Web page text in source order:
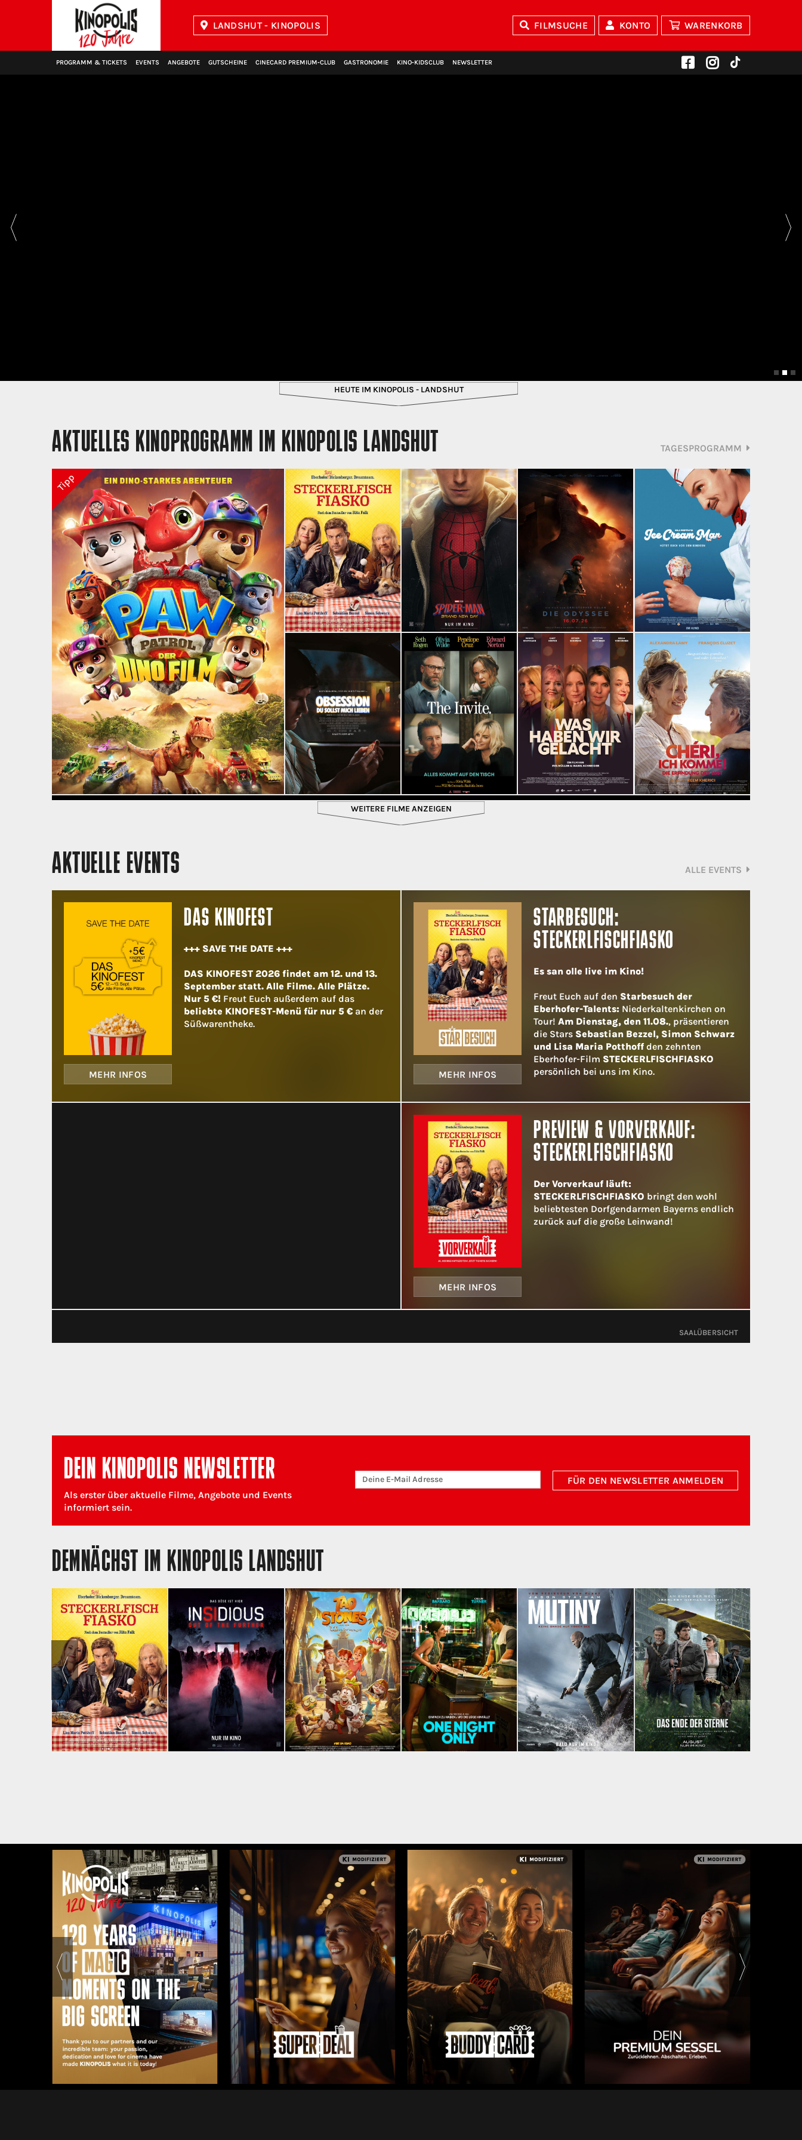
LANDSHUT - KINOPOLIS FILMSUCHE KONTO WARENKORB
PROGRAMM & TICKETS EVENTS ANGEBOTE GUTSCHEINE CINECARD PREMIUM‑CLUB GASTRONOMIE KINO‑KIDSCLUB NEWSLETTER
HEUTE IM KINOPOLIS - LANDSHUT
AKTUELLES KINOPROGRAMM IM KINOPOLIS LANDSHUT TAGESPROGRAMM
Tipp
WEITERE FILME ANZEIGEN
AKTUELLE EVENTS ALLE EVENTS
MEHR INFOS
DAS KINOFEST
+++ SAVE THE DATE +++
DAS KINOFEST 2026 findet am 12. und 13.
September statt. Alle Filme. Alle Plätze.
Nur 5 €! Freut Euch außerdem auf das
beliebte KINOFEST-Menü für nur 5 € an der
Süßwarentheke.
MEHR INFOS
STARBESUCH:
STECKERLFISCHFIASKO
Es san olle live im Kino!
Freut Euch auf den Starbesuch der
Eberhofer-Talents: Niederkaltenkirchen on
Tour!Am Dienstag, den 11.08., präsentieren
die Stars Sebastian Bezzel, Simon Schwarz
und Lisa Maria Potthoffden zehnten
Eberhofer-Film STECKERLFISCHFIASKO
persönlich bei uns im Kino.
MEHR INFOS
PREVIEW & VORVERKAUF:
STECKERLFISCHFIASKO
Der Vorverkauf läuft:
STECKERLFISCHFIASKO bringt den wohl
beliebtesten Dorfgendarmen Bayerns endlich
zurück auf die große Leinwand!
SAALÜBERSICHT
DEIN KINOPOLIS NEWSLETTER
Als erster über aktuelle Filme, Angebote und Events
informiert sein.
FÜR DEN NEWSLETTER ANMELDEN
DEMNÄCHST IM KINOPOLIS LANDSHUT